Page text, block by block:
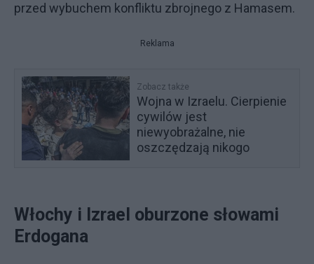
przed wybuchem konfliktu zbrojnego z Hamasem.
Reklama
Zobacz także
Wojna w Izraelu. Cierpienie
cywilów jest
niewyobrażalne, nie
oszczędzają nikogo
Włochy i Izrael oburzone słowami
Erdogana